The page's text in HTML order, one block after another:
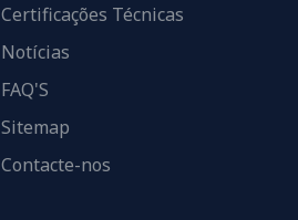
Certificações Técnicas
Notícias
FAQ'S
Sitemap
Contacte-nos